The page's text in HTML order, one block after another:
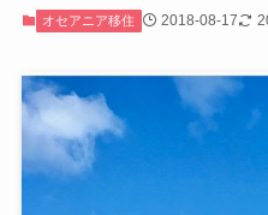
オセアニア移住 2018-08-17